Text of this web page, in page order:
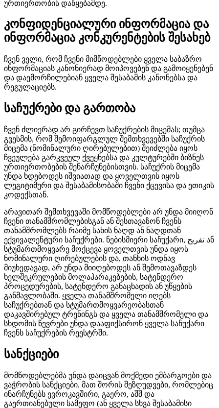
ურთიერთობის დაწყებამდე.
კონფიდენციალური ინფორმაცია და
ინფორმაცია კონკურენტების შესახებ
ჩვენ ველი, რომ ჩვენი მიმწოდებლები ყველა საბაზრო
ინფორმაციას კანონიერად მოიპოვებენ და გამოიყენებენ
და დაემორჩილებიან ყველა შესაბამის კანონებსა და
რეგულაციებს.
საჩუქრები და გართობა
ჩვენ ძლიერად არ გირჩევთ საჩუქრების მიცემას; თუმცა
გვესმის, რომ შემოიფარგლულ შემთხვევებში საჩუქრის
მიცემა (ნომინალური ღირებულებით) შეიძლება იყოს
ჩვეულება გარკვეულ ქვეყნებსა და კულტურებში ბიზნეს
ურთიერთობების შენარჩუნებისთვის. საჩუქრის მიცემა
უნდა ხდებოდეს იშვიათად და ყოველთვის იყოს
ლეგიტიმური და შესაბამისობაში ჩვენი ქცევისა და ეთიკის
კოდექსთან.
არავითარ შემთხვევაში მომწოდებლები არ უნდა მიიღონ
ჩვენი თანამშრომლებისგან ან შესთავაზონ ჩვენს
თანამშრომლებს რაიმე სახის ნაღდ ან ნაღდთან
ექვივალენტური საჩუქრები. ნებისმიერი საჩუქარი, تفریح ან
სტუმართმოყვარე მოქცევა ყოველთვის უნდა იყოს
ნომინალური ღირებულების და, თანხის ოდნავ
მიუხედავად, არ უნდა მიიღებოდეს ან შემოთავაზდეს
ხელშეკრულების მოლაპარაკებების, სატენდერო
პროცედურების, სატენდერო განაცხადის ან უწყების
განმავლობაში. ყველა თანამშრომელი იღებს
საჩუქრებთან და სტუმართმოყვარეობასთან
დაკავშირებულ ტრენინგს და ყველა თანამშრომელი და
სხდომის წევრები უნდა დააფიქსირონ ყველა საჩუქარი
ჩვენს საჩუქრების რეესტრში.
სანქციები
მომწოდებლებმა უნდა დაიცვან მოქმედი ემბარგოები და
ვაჭრობის სანქციები, მათ შორის შეზღუდვები, რომლებიც
ინარჩუნებს ევროკავშირი, გაერო, აშშ და
გაერთიანებული სამეფო (ან ყველა სხვა შესაბამისი